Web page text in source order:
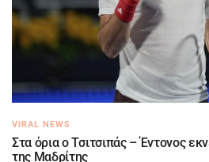
VIRAL NEWS
Στα όρια ο Τσιτσιπάς – Έντονος
της Μαδρίτης